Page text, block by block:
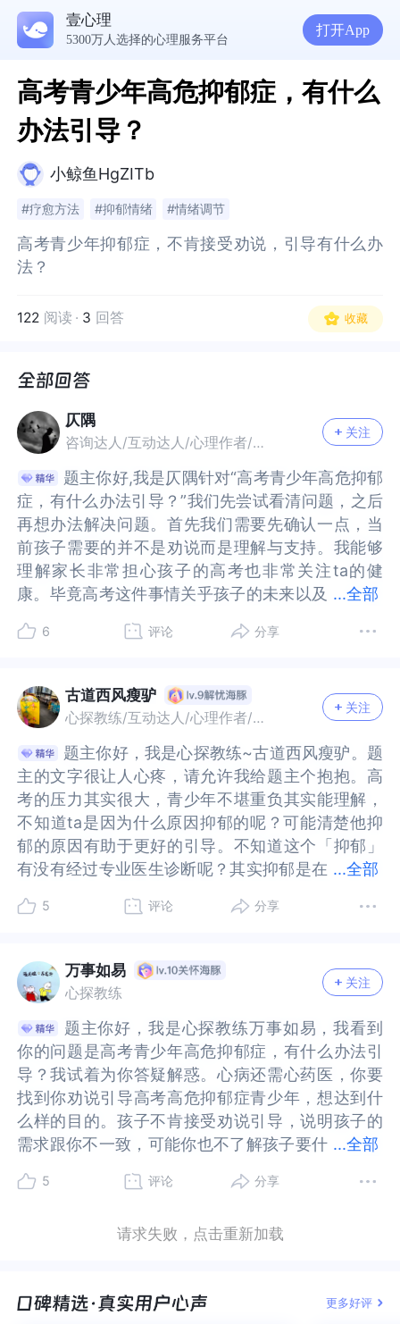
壹心理
5300万人选择的心理服务平台
打开App
高考青少年高危抑郁症，有什么
办法引导？
小鲸鱼HgZITb
#疗愈方法 #抑郁情绪 #情绪调节
高考青少年抑郁症，不肯接受劝说，引导有什么办
法？
高考青少年抑郁症，不肯接受劝说，引导有什么办
法？
122 阅读 · 3 回答 收藏
仄隅
咨询达人/互动达人/心理作者/优质答主
关注
...全部
题主你好,我是仄隅针对“高考青少年高危抑郁
症，有什么办法引导？”我们先尝试看清问题，之后
再想办法解决问题。首先我们需要先确认一点，当
前孩子需要的并不是劝说而是理解与支持。我能够
理解家长非常担心孩子的高考也非常关注ta的健
康。毕竟高考这件事情关乎孩子的未来以及
分清主次，高考可以重来，但生命只有一次。这里
意味着孩子大脑里的神经递质已经失衡到可能产生
自杀意念的程度。在这个时候，意志力、劝说是没
有用的。在这个时候，对孩子最有效的帮助不是劝
说也不是说教而是及时就医，当务之急也是现在最
重要的事只有一件：确保孩子的生命安全。现在孩
子的状态其实并不适合学习，因为ta的现在状态就
决定了学习对ta来说是一件万分困难的事情。作为
家长，我们会希望孩子能好起来也希望ta能顺利参
加高考，但现在最重要的事情只有一件，及时就医
请求心理医生的帮助。在考试这方面，我们需要引
导孩子看到，能去考试能去学校就是胜利，能有机
想通了，我们不求你考多少分。咱们今年最大的任
务是疗愈自己。如果你能去考场上坐一坐，卷子写
复说，直到孩子相信你们真的放下了对成绩的执
念，相信家长关注孩子胜过关注考试本身。最后，
除却就医之外，家长也可以为学生预约心理咨询服
务，并与医生及时勾引学习如何与身处抑郁状态的
孩子相处。这里推荐书籍《运动改变大脑》《丘吉
尔的黑狗》《伯恩斯新情绪疗法》。
症，有什么办法引导？”我们先尝试看清问题，之后
再想办法解决问题。首先我们需要先确认一点，当
前孩子需要的并不是劝说而是理解与支持。我能够
理解家长非常担心孩子的高考也非常关注ta的健
康。毕竟高考这件事情关乎孩子的未来以及今后能
次，高考可以重来，但生命只有一次。这里我们做
孩子大脑里的神经递质已经失衡到可能产生自杀意
念的程度。在这个时候，意志力、劝说是没有用
的。在这个时候，对孩子最有效的帮助不是劝说也
不是说教而是及时就医，当务之急也是现在最重要
的事只有一件：确保孩子的生命安全。现在孩子的
状态其实并不适合学习，因为ta的现在状态就决定
了学习对ta来说是一件万分困难的事情。作为家
长，我们会希望孩子能好起来也希望ta能顺利参加
高考，但现在最重要的事情只有一件，及时就医请
求心理医生的帮助。在考试这方面，我们需要引导
孩子看到，能去考试能去学校就是胜利，能有机会
通了，我们不求你考多少分。咱们今年最大的任务
是疗愈自己。如果你能去考场上坐一坐，卷子写个
说，直到孩子相信你们真的放下了对成绩的执念，
相信家长关注孩子胜过关注考试本身。最后，除却
就医之外，家长也可以为学生预约心理咨询服务，
并与医生及时勾引学习如何与身处抑郁状态的孩子
相处。这里推荐书籍《运动改变大脑》《丘吉尔的
黑狗》《伯恩斯新情绪疗法》。
6 评论 分享
古道西风瘦驴
心探教练/互动达人/心理作者/优质答主
关注
...全部
题主你好，我是心探教练~古道西风瘦驴。题
主的文字很让人心疼，请允许我给题主个抱抱。高
考的压力其实很大，青少年不堪重负其实能理解，
不知道ta是因为什么原因抑郁的呢？可能清楚他抑
郁的原因有助于更好的引导。不知道这个「抑郁」
有没有经过专业医生诊断呢？其实抑郁是在
医生诊断的。不知道这个孩子的主治医生有没有治
想法了，而当过度在乎别人的想法时，可能会因为
自己做不到对方的期待，从而内耗抑郁。不知道这
个孩子是从什么时候开始抑郁的呢？他有没有说过
哪些事情他不能适应和接受呢？如果可以感知到，
或许会让解决方向更容易。或许可以试着感受下：
他抑郁的表现是哪些呢？在哪些环境下格外容易抑
郁呢？他会对所有的事情都表现的没兴趣，还是具
体对某件事表现的没兴趣呢？确认这点或许有助于
题主更有针对性的引导。题主提到ta不肯接受劝
说，或许意味着ta的主体性很强，有自己的想法，
他有没有表达过希望自己可以怎么去生活或者应对
沟通的突破口。［改变之道］专业的事情或许还需
心理医生的建议。试着先了解他内心的想法，避免
主的文字很让人心疼，请允许我给题主个抱抱。高
考的压力其实很大，青少年不堪重负其实能理解，
不知道ta是因为什么原因抑郁的呢？可能清楚他抑
郁的原因有助于更好的引导。不知道这个「抑郁」
有没有经过专业医生诊断呢？其实抑郁是在时间和
断的。不知道这个孩子的主治医生有没有治疗建议
了，而当过度在乎别人的想法时，可能会因为自己
做不到对方的期待，从而内耗抑郁。不知道这个孩
子是从什么时候开始抑郁的呢？他有没有说过哪些
事情他不能适应和接受呢？如果可以感知到，或许
会让解决方向更容易。或许可以试着感受下：他抑
郁的表现是哪些呢？在哪些环境下格外容易抑郁
呢？他会对所有的事情都表现的没兴趣，还是具体
对某件事表现的没兴趣呢？确认这点或许有助于题
主更有针对性的引导。题主提到ta不肯接受劝说，
或许意味着ta的主体性很强，有自己的想法，他有
没有表达过希望自己可以怎么去生活或者应对高考
的突破口。［改变之道］专业的事情或许还需要专
医生的建议。试着先了解他内心的想法，避免让他
5 评论 分享
万事如易
心探教练
关注
...全部
题主你好，我是心探教练万事如易，我看到
你的问题是高考青少年高危抑郁症，有什么办法引
导？我试着为你答疑解惑。心病还需心药医，你要
找到你劝说引导高考高危抑郁症青少年，想达到什
么样的目的。孩子不肯接受劝说引导，说明孩子的
需求跟你不一致，可能你也不了解孩子要什
最重要，生病了应该先治病，再重要的考试也没有
个正在高危抑郁病发中的孩子，他需要的是尽快接
来，积压出来的，病去如抽丝，得需要时间慢慢康
你的问题是高考青少年高危抑郁症，有什么办法引
导？我试着为你答疑解惑。心病还需心药医，你要
找到你劝说引导高考高危抑郁症青少年，想达到什
么样的目的。孩子不肯接受劝说引导，说明孩子的
需求跟你不一致，可能你也不了解孩子要什么。高
要，生病了应该先治病，再重要的考试也没有一个
在高危抑郁病发中的孩子，他需要的是尽快接受专
积压出来的，病去如抽丝，得需要时间慢慢康复，
5 评论 分享
请求失败，点击重新加载
更多好评